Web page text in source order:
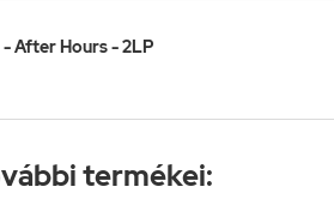
- After Hours - 2LP
termékei: